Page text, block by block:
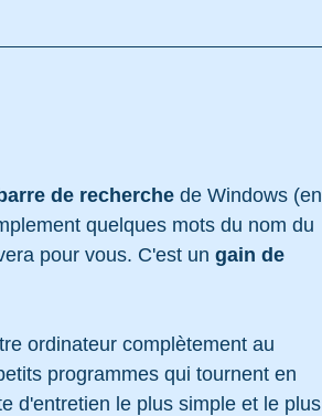
barre de recherche de Windows (en
quelques mots du nom du
pour vous. C'est un gain de
ordinateur complètement au
programmes qui tournent en
d'entretien le plus simple et le plus